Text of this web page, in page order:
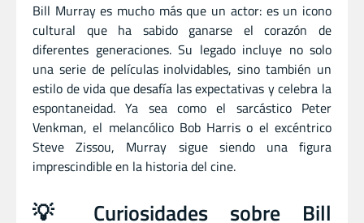
Bill Murray es mucho más que un actor: es un icono
cultural que ha sabido ganarse el corazón de
diferentes generaciones. Su legado incluye no solo
una serie de películas inolvidables, sino también un
estilo de vida que desafía las expectativas y celebra la
espontaneidad. Ya sea como el sarcástico Peter
Venkman, el melancólico Bob Harris o el excéntrico
Steve Zissou, Murray sigue siendo una figura
imprescindible en la historia del cine.
💡 Curiosidades sobre Bill